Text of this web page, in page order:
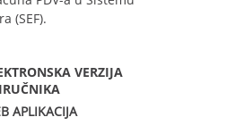
(SEF).
VERZIJA
APLIKACIJA